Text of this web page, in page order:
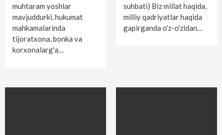
muhtaram yoshlar
mavjuddurki, hukumat
mahkamalarinda
tijoratxona, bonka va
korxonalarg'a…
suhbati) Biz millat haqida,
milliy qadriyatlar haqida
gapirganda o'z-o'zidan…